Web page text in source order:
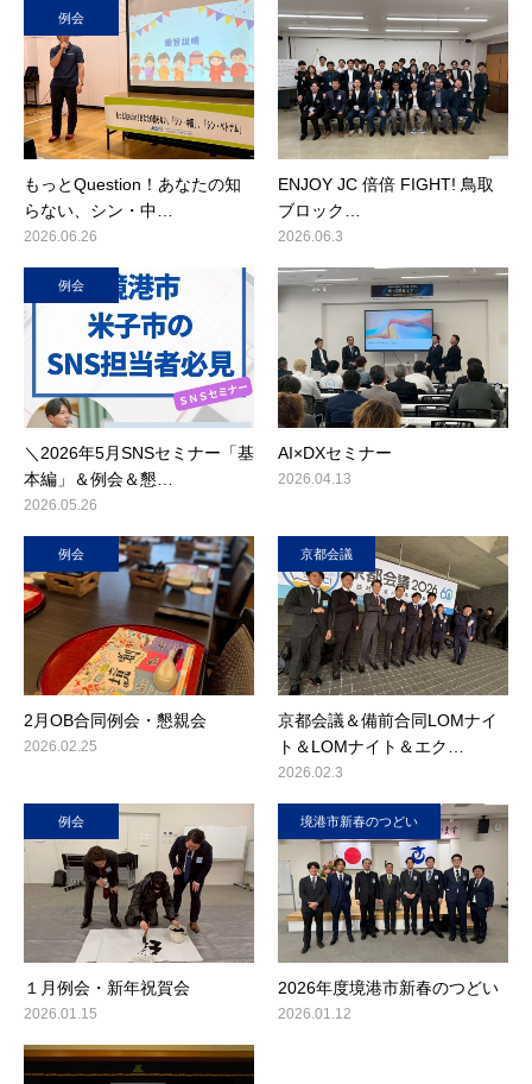
例会
もっとQuestion！あなたの知
らない、シン・中…
2026.06.26
ENJOY JC 倍倍 FIGHT! 鳥取
ブロック…
2026.06.3
例会
＼2026年5月SNSセミナー「基
本編」＆例会＆懇…
2026.05.26
AI×DXセミナー
2026.04.13
例会
2月OB合同例会・懇親会
2026.02.25
京都会議
京都会議＆備前合同LOMナイ
ト＆LOMナイト＆エク…
2026.02.3
例会
１月例会・新年祝賀会
2026.01.15
境港市新春のつどい
2026年度境港市新春のつどい
2026.01.12